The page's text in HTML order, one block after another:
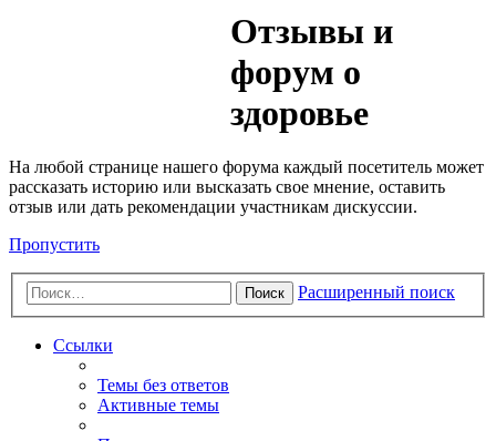
Отзывы и
форум о
здоровье
На любой странице нашего форума каждый посетитель может
рассказать историю или высказать свое мнение, оставить
отзыв или дать рекомендации участникам дискуссии.
Пропустить
Поиск Расширенный поиск
Ссылки
Темы без ответов
Активные темы